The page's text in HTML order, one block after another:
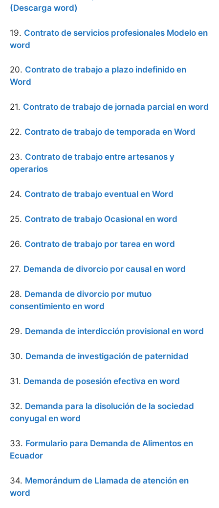
(Descarga word)
19. Contrato de servicios profesionales Modelo en
word
20. Contrato de trabajo a plazo indefinido en
Word
21. Contrato de trabajo de jornada parcial en word
22. Contrato de trabajo de temporada en Word
23. Contrato de trabajo entre artesanos y
operarios
24. Contrato de trabajo eventual en Word
25. Contrato de trabajo Ocasional en word
26. Contrato de trabajo por tarea en word
27. Demanda de divorcio por causal en word
28. Demanda de divorcio por mutuo
consentimiento en word
29. Demanda de interdicción provisional en word
30. Demanda de investigación de paternidad
31. Demanda de posesión efectiva en word
32. Demanda para la disolución de la sociedad
conyugal en word
33. Formulario para Demanda de Alimentos en
Ecuador
34. Memorándum de Llamada de atención en
word